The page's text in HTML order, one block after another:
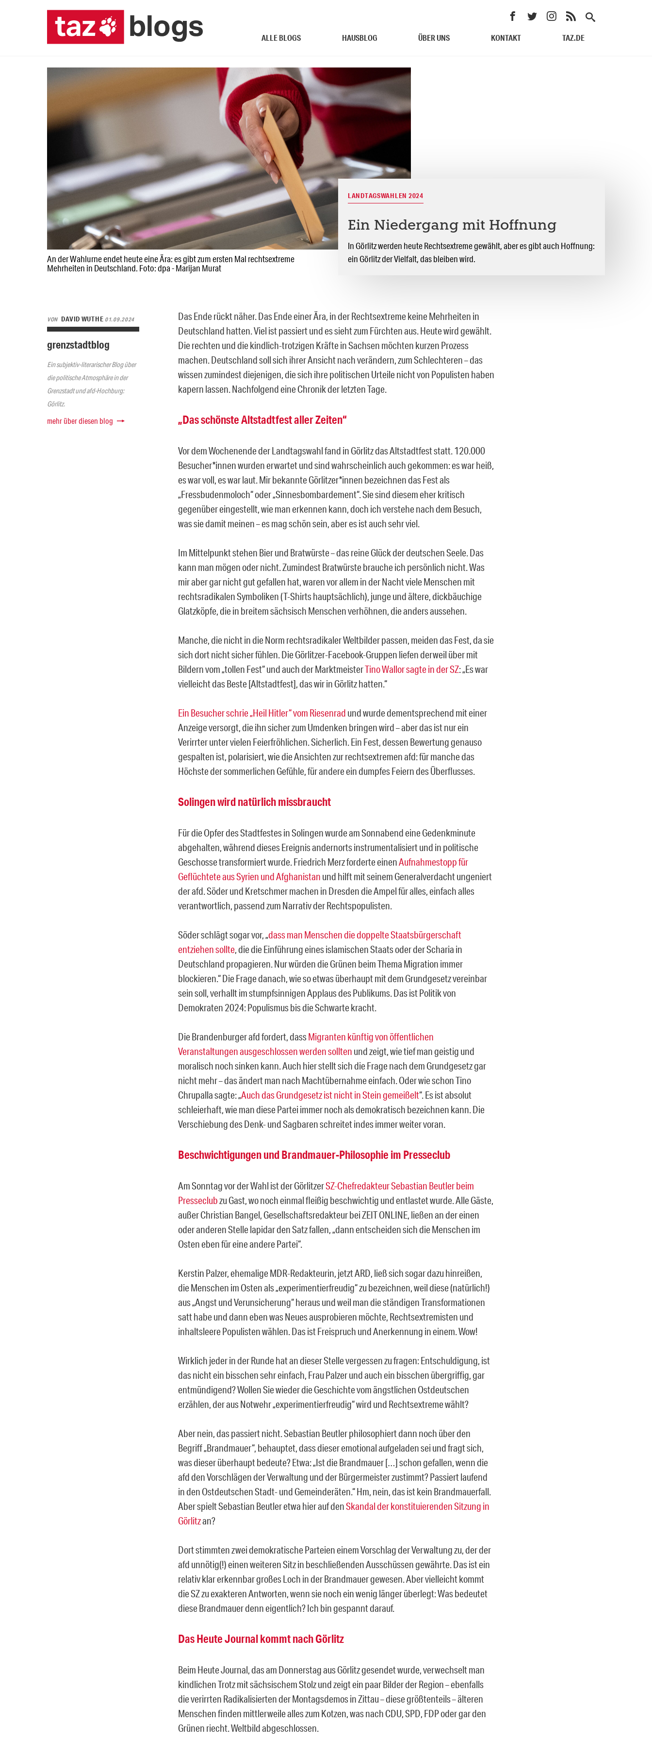
ALLE BLOGS HAUSBLOG ÜBER UNS KONTAKT TAZ.DE
An der Wahlurne endet heute eine Ära: es gibt zum ersten Mal rechtsextreme
Mehrheiten in Deutschland. Foto: dpa - Marijan Murat
LANDTAGSWAHLEN 2024
Ein Niedergang mit Hoffnung
In Görlitz werden heute Rechtsextreme gewählt, aber es gibt auch Hoffnung:
ein Görlitz der Vielfalt, das bleiben wird.
VON DAVID WUTHE 01.09.2024
grenzstadtblog
Ein subjektiv-literarischer Blog über
die politische Atmosphäre in der
Grenzstadt und afd-Hochburg:
Görlitz.
mehr über diesen blog
Das Ende rückt näher. Das Ende einer Ära, in der Rechtsextreme keine Mehrheiten in
Deutschland hatten. Viel ist passiert und es sieht zum Fürchten aus. Heute wird gewählt.
Die rechten und die kindlich-trotzigen Kräfte in Sachsen möchten kurzen Prozess
machen. Deutschland soll sich ihrer Ansicht nach verändern, zum Schlechteren – das
wissen zumindest diejenigen, die sich ihre politischen Urteile nicht von Populisten haben
kapern lassen. Nachfolgend eine Chronik der letzten Tage.
„Das schönste Altstadtfest aller Zeiten“
Vor dem Wochenende der Landtagswahl fand in Görlitz das Altstadtfest statt. 120.000
Besucher*innen wurden erwartet und sind wahrscheinlich auch gekommen: es war heiß,
es war voll, es war laut. Mir bekannte Görlitzer*innen bezeichnen das Fest als
„Fressbudenmoloch“ oder „Sinnesbombardement“. Sie sind diesem eher kritisch
gegenüber eingestellt, wie man erkennen kann, doch ich verstehe nach dem Besuch,
was sie damit meinen – es mag schön sein, aber es ist auch sehr viel.
Im Mittelpunkt stehen Bier und Bratwürste – das reine Glück der deutschen Seele. Das
kann man mögen oder nicht. Zumindest Bratwürste brauche ich persönlich nicht. Was
mir aber gar nicht gut gefallen hat, waren vor allem in der Nacht viele Menschen mit
rechtsradikalen Symboliken (T-Shirts hauptsächlich), junge und ältere, dickbäuchige
Glatzköpfe, die in breitem sächsisch Menschen verhöhnen, die anders aussehen.
Manche, die nicht in die Norm rechtsradikaler Weltbilder passen, meiden das Fest, da sie
sich dort nicht sicher fühlen. Die Görlitzer-Facebook-Gruppen liefen derweil über mit
Bildern vom „tollen Fest“ und auch der MarktmeisterTino Wallor sagte in der SZ: „Es war
vielleicht das Beste [Altstadtfest], das wir in Görlitz hatten.“
Ein Besucher schrie „Heil Hitler“ vom Riesenrad und wurde dementsprechend mit einer
Anzeige versorgt, die ihn sicher zum Umdenken bringen wird – aber das ist nur ein
Verirrter unter vielen Feierfröhlichen. Sicherlich. Ein Fest, dessen Bewertung genauso
gespalten ist, polarisiert, wie die Ansichten zur rechtsextremen afd: für manche das
Höchste der sommerlichen Gefühle, für andere ein dumpfes Feiern des Überflusses.
Solingen wird natürlich missbraucht
Für die Opfer des Stadtfestes in Solingen wurde am Sonnabend eine Gedenkminute
abgehalten, während dieses Ereignis andernorts instrumentalisiert und in politische
Geschosse transformiert wurde. Friedrich Merz forderte einenAufnahmestopp für
Geflüchtete aus Syrien und Afghanistan und hilft mit seinem Generalverdacht ungeniert
der afd. Söder und Kretschmer machen in Dresden die Ampel für alles, einfach alles
verantwortlich, passend zum Narrativ der Rechtspopulisten.
Söder schlägt sogar vor, „dass man Menschen die doppelte Staatsbürgerschaft
entziehen sollte, die die Einführung eines islamischen Staats oder der Scharia in
Deutschland propagieren. Nur würden die Grünen beim Thema Migration immer
blockieren.“ Die Frage danach, wie so etwas überhaupt mit dem Grundgesetz vereinbar
sein soll, verhallt im stumpfsinnigen Applaus des Publikums. Das ist Politik von
Demokraten 2024: Populismus bis die Schwarte kracht.
Die Brandenburger afd fordert, dassMigranten künftig von öffentlichen
Veranstaltungen ausgeschlossen werden sollten und zeigt, wie tief man geistig und
moralisch noch sinken kann. Auch hier stellt sich die Frage nach dem Grundgesetz gar
nicht mehr – das ändert man nach Machtübernahme einfach. Oder wie schon Tino
Chrupalla sagte: „Auch das Grundgesetz ist nicht in Stein gemeißelt“. Es ist absolut
schleierhaft, wie man diese Partei immer noch als demokratisch bezeichnen kann. Die
Verschiebung des Denk- und Sagbaren schreitet indes immer weiter voran.
Beschwichtigungen und Brandmauer-Philosophie im Presseclub
Am Sonntag vor der Wahl ist der GörlitzerSZ-Chefredakteur Sebastian Beutler beim
Presseclubzu Gast, wo noch einmal fleißig beschwichtig und entlastet wurde. Alle Gäste,
außer Christian Bangel, Gesellschaftsredakteur bei ZEIT ONLINE, ließen an der einen
oder anderen Stelle lapidar den Satz fallen, „dann entscheiden sich die Menschen im
Osten eben für eine andere Partei“.
Kerstin Palzer, ehemalige MDR-Redakteurin, jetzt ARD, ließ sich sogar dazu hinreißen,
die Menschen im Osten als „experimentierfreudig“ zu bezeichnen, weil diese (natürlich!)
aus „Angst und Verunsicherung“ heraus und weil man die ständigen Transformationen
satt habe und dann eben was Neues ausprobieren möchte, Rechtsextremisten und
inhaltsleere Populisten wählen. Das ist Freispruch und Anerkennung in einem. Wow!
Wirklich jeder in der Runde hat an dieser Stelle vergessen zu fragen: Entschuldigung, ist
das nicht ein bisschen sehr einfach, Frau Palzer und auch ein bisschen übergriffig, gar
entmündigend? Wollen Sie wieder die Geschichte vom ängstlichen Ostdeutschen
erzählen, der aus Notwehr „experimentierfreudig“ wird und Rechtsextreme wählt?
Aber nein, das passiert nicht. Sebastian Beutler philosophiert dann noch über den
Begriff „Brandmauer“, behauptet, dass dieser emotional aufgeladen sei und fragt sich,
was dieser überhaupt bedeute? Etwa: „Ist die Brandmauer […] schon gefallen, wenn die
afd den Vorschlägen der Verwaltung und der Bürgermeister zustimmt? Passiert laufend
in den Ostdeutschen Stadt- und Gemeinderäten.“ Hm, nein, das ist kein Brandmauerfall.
Aber spielt Sebastian Beutler etwa hier auf denSkandal der konstituierenden Sitzung in
Görlitzan?
Dort stimmten zwei demokratische Parteien einem Vorschlag der Verwaltung zu, der der
afd unnötig(!) einen weiteren Sitz in beschließenden Ausschüssen gewährte. Das ist ein
relativ klar erkennbar großes Loch in der Brandmauer gewesen. Aber vielleicht kommt
die SZ zu exakteren Antworten, wenn sie noch ein wenig länger überlegt: Was bedeutet
diese Brandmauer denn eigentlich? Ich bin gespannt darauf.
Das Heute Journal kommt nach Görlitz
Beim Heute Journal, das am Donnerstag aus Görlitz gesendet wurde, verwechselt man
kindlichen Trotz mit sächsischem Stolz und zeigt ein paar Bilder der Region – ebenfalls
die verirrten Radikalisierten der Montagsdemos in Zittau – diese größtenteils – älteren
Menschen finden mittlerweile alles zum Kotzen, was nach CDU, SPD, FDP oder gar den
Grünen riecht. Weltbild abgeschlossen.